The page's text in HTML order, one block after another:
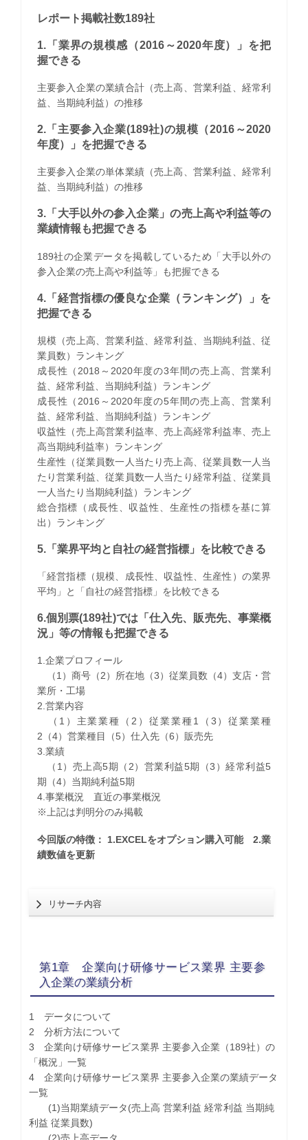
レポート掲載社数189社
1.「業界の規模感（2016～2020年度）」を把
握できる
主要参入企業の業績合計（売上高、営業利益、経常利
益、当期純利益）の推移
2.「主要参入企業(189社)の規模（2016～2020
年度）」を把握できる
主要参入企業の単体業績（売上高、営業利益、経常利
益、当期純利益）の推移
3.「大手以外の参入企業」の売上高や利益等の
業績情報も把握できる
189社の企業データを掲載しているため「大手以外の
参入企業の売上高や利益等」も把握できる
4.「経営指標の優良な企業（ランキング）」を
把握できる
規模（売上高、営業利益、経常利益、当期純利益、従
業員数）ランキング
成長性（2018～2020年度の3年間の売上高、営業利
益、経常利益、当期純利益）ランキング
成長性（2016～2020年度の5年間の売上高、営業利
益、経常利益、当期純利益）ランキング
収益性（売上高営業利益率、売上高経常利益率、売上
高当期純利益率）ランキング
生産性（従業員数一人当たり売上高、従業員数一人当
たり営業利益、従業員数一人当たり経常利益、従業員
一人当たり当期純利益）ランキング
総合指標（成長性、収益性、生産性の指標を基に算
出）ランキング
5.「業界平均と自社の経営指標」を比較できる
「経営指標（規模、成長性、収益性、生産性）の業界
平均」と「自社の経営指標」を比較できる
6.個別票(189社)では「仕入先、販売先、事業概
況」等の情報も把握できる
1.企業プロフィール
（1）商号（2）所在地（3）従業員数（4）支店・営
業所・工場
2.営業内容
（1）主業業種（2）従業業種1（3）従業業種
2（4）営業種目（5）仕入先（6）販売先
3.業績
（1）売上高5期（2）営業利益5期（3）経常利益5
期（4）当期純利益5期
4.事業概況 直近の事業概況
※上記は判明分のみ掲載
今回版の特徴： 1.EXCELをオプション購入可能 2.業
績数値を更新
リサーチ内容
第1章 企業向け研修サービス業界 主要参
入企業の業績分析
1 データについて
2 分析方法について
3 企業向け研修サービス業界 主要参入企業（189社）の
「概況」一覧
4 企業向け研修サービス業界 主要参入企業の業績データ
一覧
(1)当期業績データ(売上高 営業利益 経常利益 当期純
利益 従業員数)